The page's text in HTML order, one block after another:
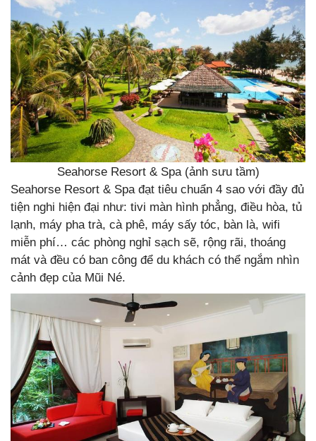
Seahorse Resort & Spa (ảnh sưu tầm)
Seahorse Resort & Spa đạt tiêu chuẩn 4 sao với đầy đủ
tiện nghi hiện đại như: tivi màn hình phẳng, điều hòa, tủ
lạnh, máy pha trà, cà phê, máy sấy tóc, bàn là, wifi
miễn phí… các phòng nghỉ sạch sẽ, rộng rãi, thoáng
mát và đều có ban công để du khách có thể ngắm nhìn
cảnh đẹp của Mũi Né.